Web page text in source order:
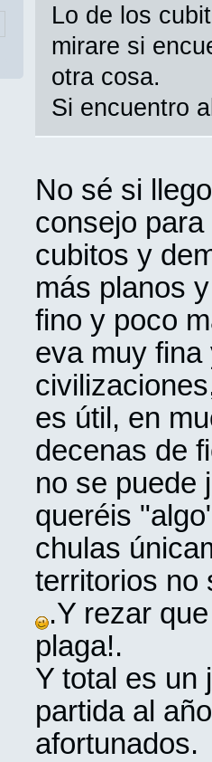
Lo de los
mirare si
otra cosa.
Si encuentro
No sé si
consejo
cubitos y
más planos
fino y poco
eva muy
es útil, en
decenas de
no se puede
queréis
chulas
territorios no
.Y rezar
plaga!.
Y total es un
partida al
afortunados.